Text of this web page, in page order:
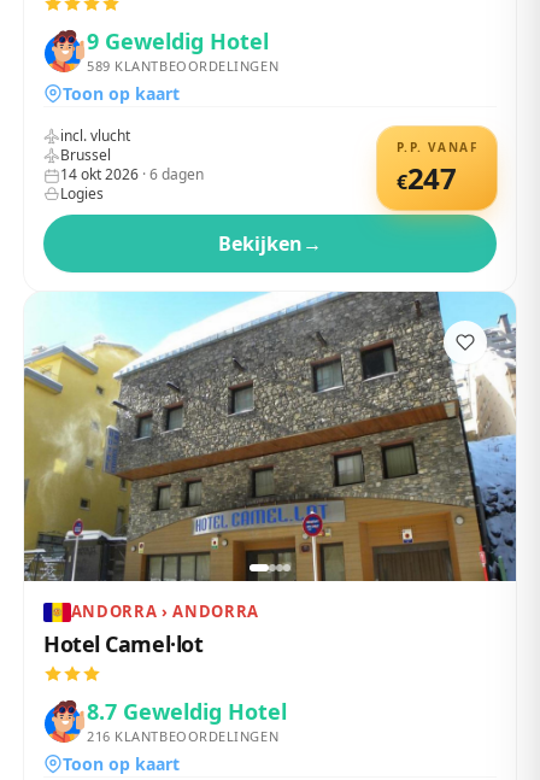
9 Geweldig Hotel
589 KLANTBEOORDELINGEN
Toon op kaart
P.P. VANAF
€247
incl. vlucht
Brussel
14 okt 2026 ·6dagen
Logies
Bekijken→
ANDORRA › ANDORRA
Hotel Camel·lot
8.7 Geweldig Hotel
216 KLANTBEOORDELINGEN
Toon op kaart